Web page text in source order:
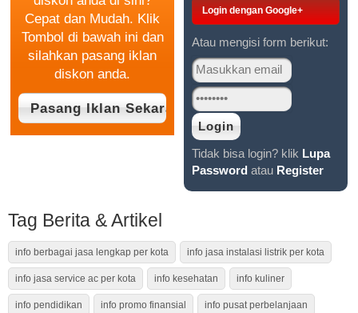
Cepat dan Mudah. Klik
Tombol di bawah ini dan
silahkan pasang iklan
diskon anda.
Login dengan Google+
Atau mengisi form berikut:
Tidak bisa login? klik Lupa
Password atau Register
Tag Berita & Artikel
info berbagai jasa lengkap per kota info jasa instalasi listrik per kota
info jasa service ac per kota info kesehatan info kuliner
info pendidikan info promo finansial info pusat perbelanjaan